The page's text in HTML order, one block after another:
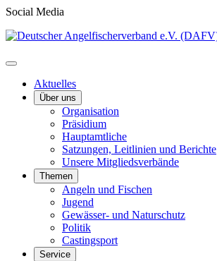
Social Media
Aktuelles
Über uns
Organisation
Präsidium
Hauptamtliche
Satzungen, Leitlinien und Berichte
Unsere Mitgliedsverbände
Themen
Angeln und Fischen
Jugend
Gewässer- und Naturschutz
Politik
Castingsport
Service